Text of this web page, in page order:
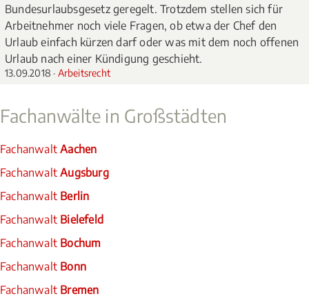
Bundesurlaubsgesetz geregelt. Trotzdem stellen sich für
Arbeitnehmer noch viele Fragen, ob etwa der Chef den
Urlaub einfach kürzen darf oder was mit dem noch offenen
Urlaub nach einer Kündigung geschieht.
13.09.2018 · Arbeitsrecht
Fachanwälte in Großstädten
FachanwaltAachen
FachanwaltAugsburg
Fachanwalt Berlin
Fachanwalt Bielefeld
Fachanwalt Bochum
Fachanwalt Bonn
Fachanwalt Bremen